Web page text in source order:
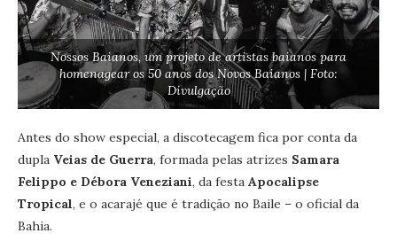
Nossos Baianos, um projeto de artistas baianos para
homenagear os 50 anos dos Novos Baianos | Foto:
Divulgação
Antes do show especial, a discotecagem fica por conta da
dupla Veias de Guerra, formada pelas atrizes Samara
Felippo e Débora Veneziani, da festa Apocalipse
Tropical, e o acarajé que é tradição no Baile – o oficial da
Bahia.